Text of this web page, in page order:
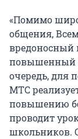
«Помимо
общения,
вредоносный
повышенный
очередь, для
МТС
повышению
проводит
школьников.